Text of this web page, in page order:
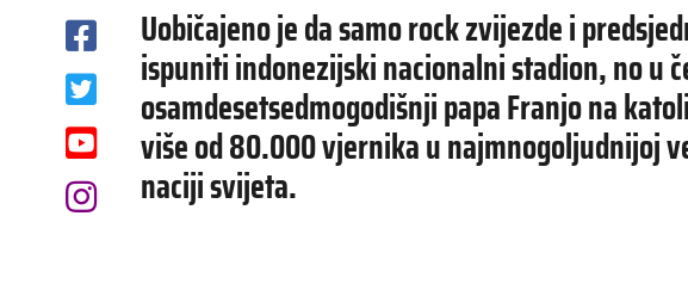
Uobičajeno je da samo rock zvijezde i
ispuniti indonezijski nacionalni stadion, no u
osamdesetsedmogodišnji papa Franjo na
više od 80.000 vjernika u najmnogoljudnijoj
naciji svijeta.